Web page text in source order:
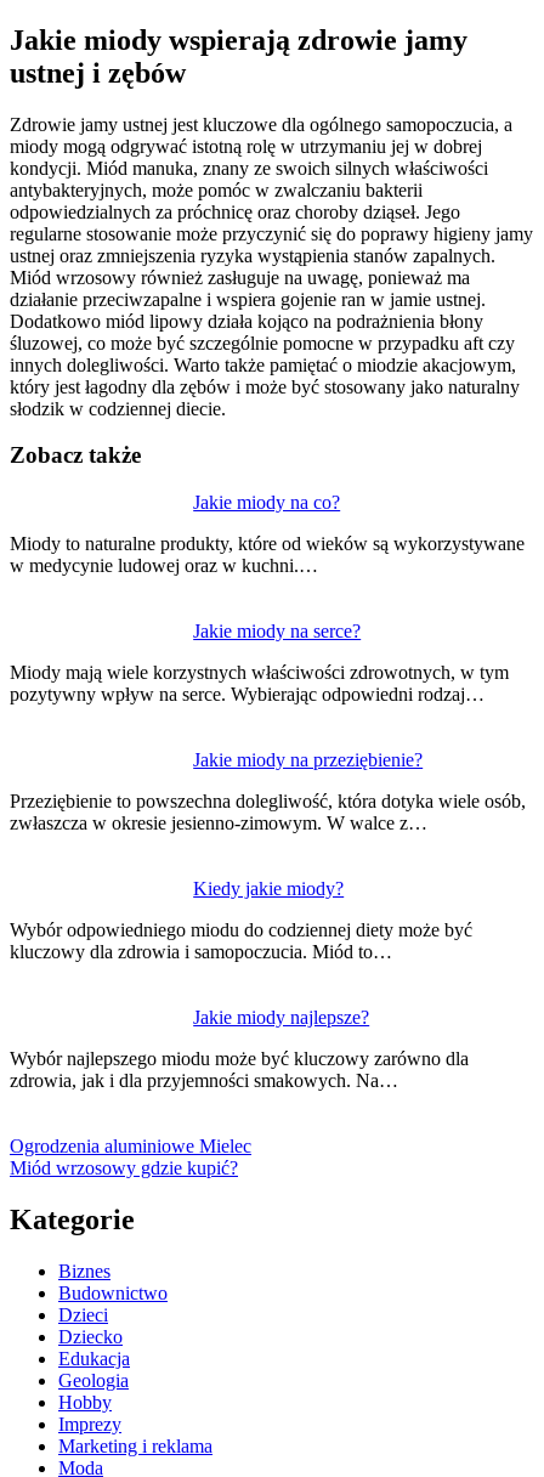
Jakie miody wspierają zdrowie jamy
ustnej i zębów
Zdrowie jamy ustnej jest kluczowe dla ogólnego samopoczucia, a
miody mogą odgrywać istotną rolę w utrzymaniu jej w dobrej
kondycji. Miód manuka, znany ze swoich silnych właściwości
antybakteryjnych, może pomóc w zwalczaniu bakterii
odpowiedzialnych za próchnicę oraz choroby dziąseł. Jego
regularne stosowanie może przyczynić się do poprawy higieny jamy
ustnej oraz zmniejszenia ryzyka wystąpienia stanów zapalnych.
Miód wrzosowy również zasługuje na uwagę, ponieważ ma
działanie przeciwzapalne i wspiera gojenie ran w jamie ustnej.
Dodatkowo miód lipowy działa kojąco na podrażnienia błony
śluzowej, co może być szczególnie pomocne w przypadku aft czy
innych dolegliwości. Warto także pamiętać o miodzie akacjowym,
który jest łagodny dla zębów i może być stosowany jako naturalny
słodzik w codziennej diecie.
Zobacz także
Jakie miody na co?
Miody to naturalne produkty, które od wieków są wykorzystywane
w medycynie ludowej oraz w kuchni.…
Jakie miody na serce?
Miody mają wiele korzystnych właściwości zdrowotnych, w tym
pozytywny wpływ na serce. Wybierając odpowiedni rodzaj…
Jakie miody na przeziębienie?
Przeziębienie to powszechna dolegliwość, która dotyka wiele osób,
zwłaszcza w okresie jesienno-zimowym. W walce z…
Kiedy jakie miody?
Wybór odpowiedniego miodu do codziennej diety może być
kluczowy dla zdrowia i samopoczucia. Miód to…
Jakie miody najlepsze?
Wybór najlepszego miodu może być kluczowy zarówno dla
zdrowia, jak i dla przyjemności smakowych. Na…
wpisu
Ogrodzenia aluminiowe Mielec
Miód wrzosowy gdzie kupić?
Kategorie
Biznes
Budownictwo
Dzieci
Dziecko
Edukacja
Geologia
Hobby
Imprezy
Marketing i reklama
Moda